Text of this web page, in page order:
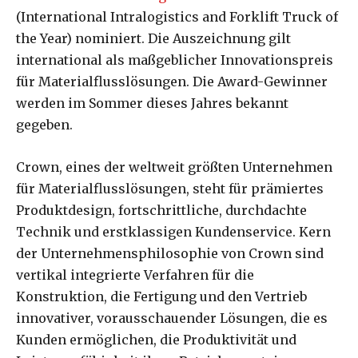
(International Intralogistics and Forklift Truck of
the Year) nominiert. Die Auszeichnung gilt
international als maßgeblicher Innovationspreis
für Materialflusslösungen. Die Award-Gewinner
werden im Sommer dieses Jahres bekannt
gegeben.
Crown, eines der weltweit größten Unternehmen
für Materialflusslösungen, steht für prämiertes
Produktdesign, fortschrittliche, durchdachte
Technik und erstklassigen Kundenservice. Kern
der Unternehmensphilosophie von Crown sind
vertikal integrierte Verfahren für die
Konstruktion, die Fertigung und den Vertrieb
innovativer, vorausschauender Lösungen, die es
Kunden ermöglichen, die Produktivität und